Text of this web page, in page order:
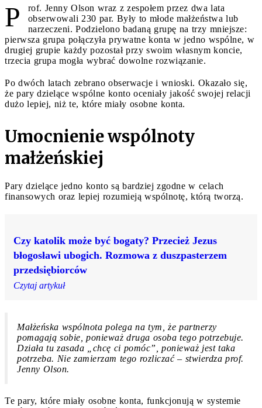
P
rof. Jenny Olson wraz z zespołem przez dwa lata
obserwowali 230 par. Były to młode małżeństwa lub
narzeczeni. Podzielono badaną grupę na trzy mniejsze:
pierwsza grupa połączyła prywatne konta w jedno wspólne, w
drugiej grupie każdy pozostał przy swoim własnym koncie,
trzecia grupa mogła wybrać dowolne rozwiązanie.
Po dwóch latach zebrano obserwacje i wnioski. Okazało się,
że pary dzielące wspólne konto oceniały jakość swojej relacji
dużo lepiej, niż te, które miały osobne konta.
Umocnienie wspólnoty
małżeńskiej
Pary dzielące jedno konto są bardziej zgodne w celach
finansowych oraz lepiej rozumieją wspólnotę, którą tworzą.
Czy katolik może być bogaty? Przecież Jezus
błogosławi ubogich. Rozmowa z duszpasterzem
przedsiębiorców
Czytaj artykuł
Małżeńska wspólnota polega na tym, że partnerzy
pomagają sobie, ponieważ druga osoba tego potrzebuje.
Działa tu zasada „chcę ci pomóc”, ponieważ jest taka
potrzeba. Nie zamierzam tego rozliczać – stwierdza prof.
Jenny Olson.
Te pary, które miały osobne konta, funkcjonują w systemie